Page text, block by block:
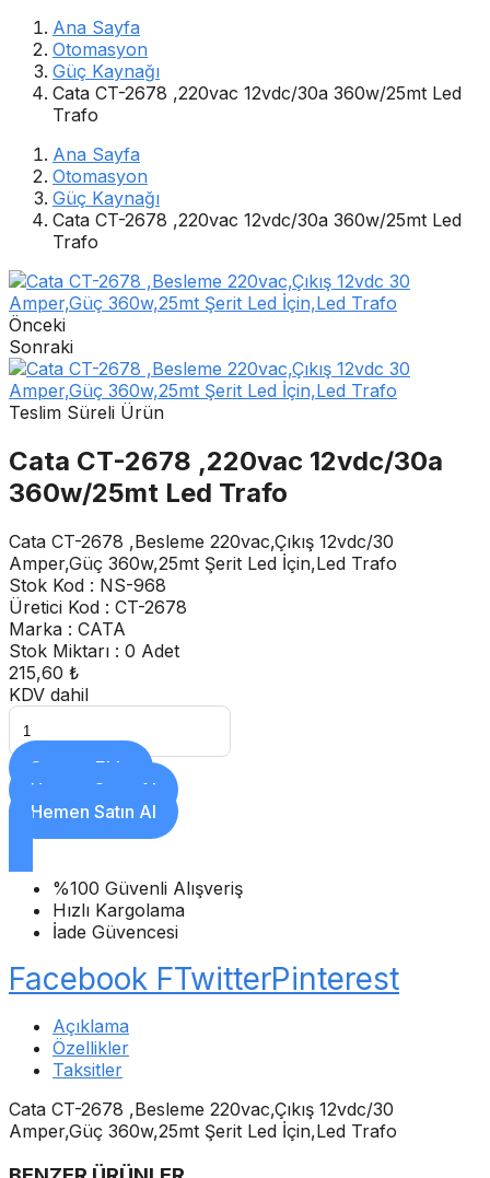
Ana Sayfa
Otomasyon
Güç Kaynağı
Cata CT-2678 ,220vac 12vdc/30a 360w/25mt Led
Trafo
Ana Sayfa
Otomasyon
Güç Kaynağı
Cata CT-2678 ,220vac 12vdc/30a 360w/25mt Led
Trafo
Önceki
Sonraki
Teslim Süreli Ürün
Cata CT-2678 ,220vac 12vdc/30a
360w/25mt Led Trafo
Cata CT-2678 ,Besleme 220vac,Çıkış 12vdc/30
Amper,Güç 360w,25mt Şerit Led İçin,Led Trafo
Stok Kod : NS-968
Üretici Kod : CT-2678
Marka : CATA
Stok Miktarı : 0 Adet
215,60 ₺
KDV dahil
Sepete Ekle
Hemen Satın Al
Hemen Satın Al
%100 Güvenli Alışveriş
Hızlı Kargolama
İade Güvencesi
Facebook FTwitterPinterest
Açıklama
Özellikler
Taksitler
Cata CT-2678 ,Besleme 220vac,Çıkış 12vdc/30
Amper,Güç 360w,25mt Şerit Led İçin,Led Trafo